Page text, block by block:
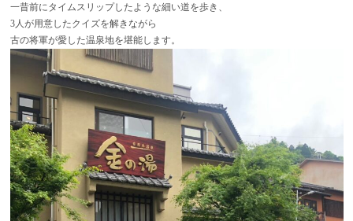
一昔前にタイムスリップしたような細い道を歩き、
3人が用意したクイズを解きながら
古の将軍が愛した温泉地を堪能します。